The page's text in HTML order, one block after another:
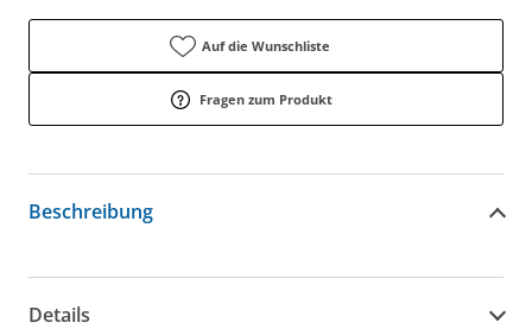
Auf die Wunschliste
Fragen zum Produkt
Beschreibung
Details